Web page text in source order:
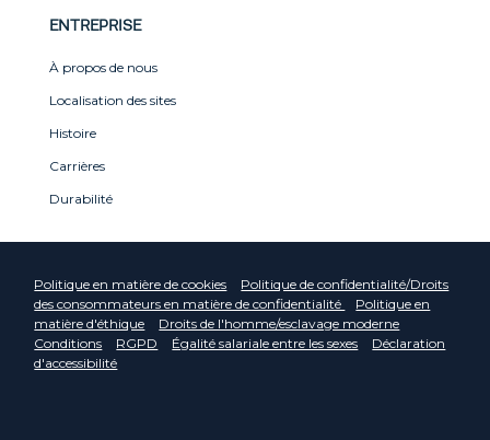
ENTREPRISE
À propos de nous
Localisation des sites
Histoire
Carrières
Durabilité
Politique en matière de cookies
Politique de confidentialité/Droits
des consommateurs en matière de confidentialité
Politique en
matière d'éthique
Droits de l'homme/esclavage moderne
Conditions
RGPD Égalité salariale entre les sexes
Déclaration
d'accessibilité